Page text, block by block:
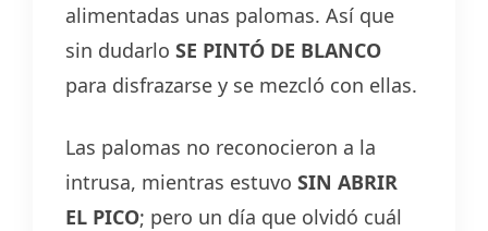
alimentadas unas palomas. Así que
sin dudarlo SE PINTÓ DE BLANCO
para disfrazarse y se mezcló con ellas.
Las palomas no reconocieron a la
intrusa, mientras estuvo SIN ABRIR
EL PICO; pero un día que olvidó cuál